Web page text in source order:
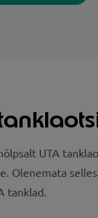
UTA
Olenemata
tanklad.